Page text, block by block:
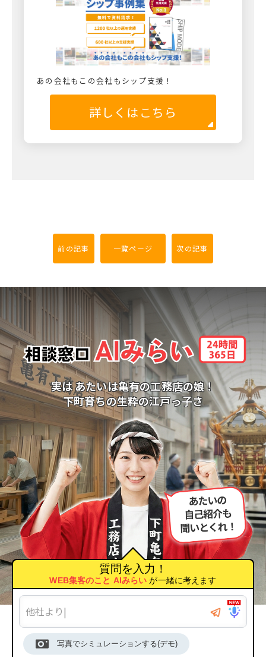
あの会社もこの会社もシップ支援！
詳しくはこちら
前の記事 一覧ページ 次の記事
実は あたいは亀有の工務店の娘！
下町育ちの生粋の江戸っ子さ
質問を入力！
WEB集客のこと AIみらい が一緒に考えます
写真でシミュレーションする(デモ)